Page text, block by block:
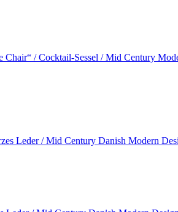
/ Cocktail-Sessel / Mid Century